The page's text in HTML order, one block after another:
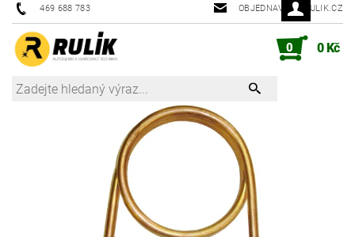
469 688 783 OBJEDNAVKY@RULIK.CZ
0 0 Kč